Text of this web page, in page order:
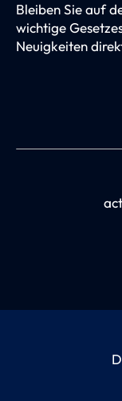
Bleiben Sie auf
wichtige
Neuigkeiten